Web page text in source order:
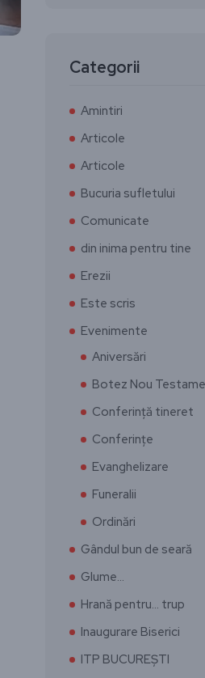
Categorii
Amintiri
Articole
Articole
Bucuria sufletului
Comunicate
din inima pentru tine
Erezii
Este scris
Evenimente
Aniversări
Botez Nou
Conferință tineret
Conferințe
Evanghelizare
Funeralii
Ordinări
Gândul bun de seară
Glume…
Hrană pentru… trup
Inaugurare Biserici
ITP BUCUREȘTI